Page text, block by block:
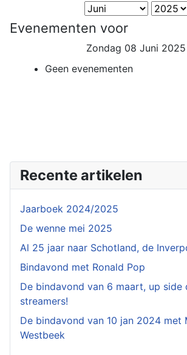
Evenementen voor
Zondag 08 Juni 2025
Geen evenementen
Recente artikelen
Jaarboek 2024/2025
De wenne mei 2025
Al 25 jaar naar Schotland, de
Bindavond met Ronald Pop
De bindavond van 6 maart, up side
streamers!
De bindavond van 10 jan 2024 met
Westbeek